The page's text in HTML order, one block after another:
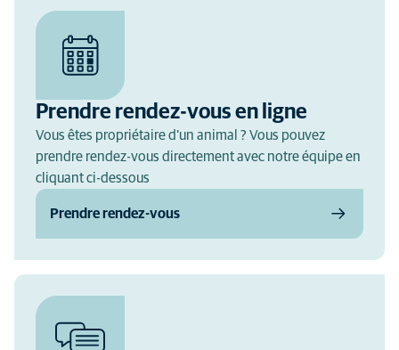
Prendre rendez-vous en ligne
Vous êtes propriétaire d'un animal ? Vous pouvez
prendre rendez-vous directement avec notre équipe en
cliquant ci-dessous
Prendre rendez-vous